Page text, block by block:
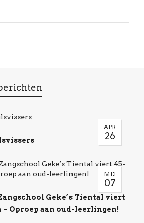
APR
26
MEI
07
Geke’s Tiental viert
Oproep aan oud-leerlingen!